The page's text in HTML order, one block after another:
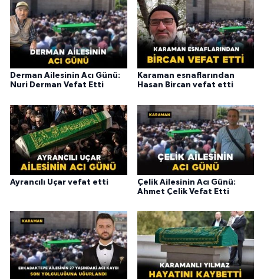
Derman Ailesinin Acı Günü:
Nuri Derman Vefat Etti
Karaman esnaflarından
Hasan Bircan vefat etti
Ayrancılı Uçar vefat etti
Çelik Ailesinin Acı Günü:
Ahmet Çelik Vefat Etti